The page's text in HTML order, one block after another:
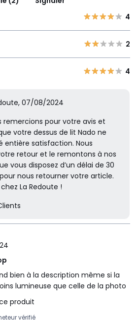
4
2
4
07/08/2024
remercions pour votre avis et
votre dessus de lit Nado ne
entière satisfaction. Nous
retour et le remontons à nos
vous disposez d’un délai de 30
nous retourner votre article.
La Redoute !
bien à la description même si la
lumineuse que celle de la photo
produit
vérifié